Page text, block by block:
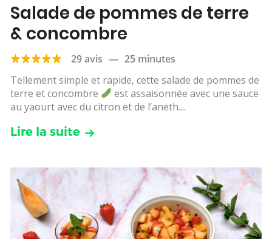
Salade de pommes de terre
& concombre
29 avis — 25 minutes
Tellement simple et rapide, cette salade de pommes de
terre et concombre
est assaisonnée avec une sauce
au yaourt avec du citron et de l’aneth....
Lire la suite